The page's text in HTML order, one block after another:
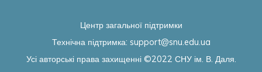
Центр загальної підтримки
Технічна підтримка: support@snu.edu.ua
Усі авторські права захищенні ©2022 СНУ ім. В. Даля.